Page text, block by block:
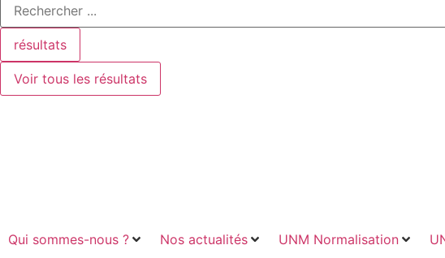
résultats
Voir tous les résultats
Qui sommes-nous ? Nos actualités UNM Normalisation